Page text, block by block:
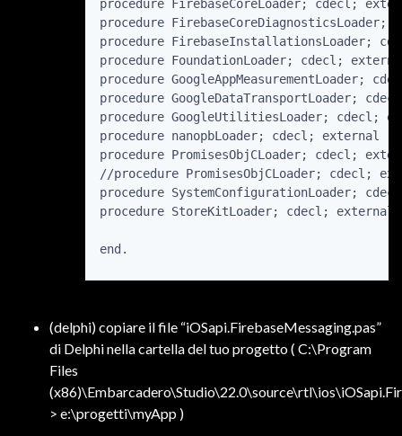
procedure FirebaseCoreLoader; cdecl;
procedure
procedure FirebaseInstallationsLoader;
procedure FoundationLoader; cdecl;
procedure GoogleAppMeasurementLoader;
procedure GoogleDataTransportLoader;
procedure GoogleUtilitiesLoader; cdecl;
procedure nanopbLoader; cdecl; external
procedure PromisesObjCLoader; cdecl;
//procedure PromisesObjCLoader; cdecl;
procedure SystemConfigurationLoader;
procedure StoreKitLoader; cdecl; external
(delphi) copiare il file “iOSapi.FirebaseMessaging.pas”
di Delphi nella cartella del tuo progetto ( C:\Program
Files
> e:\progetti\myApp )